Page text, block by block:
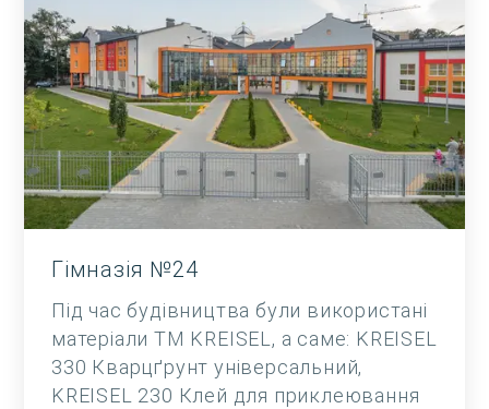
Гімназія №24
Під час будівництва були використані
матеріали ТМ KREISEL, а саме: KREISEL
330 Кварцґрунт універсальний,
KREISEL 230 Клей для приклеювання